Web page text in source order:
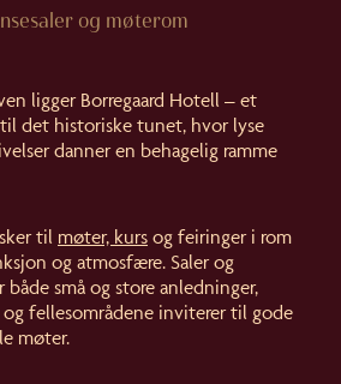
og møterom
ligger Borregaard Hotell – et
det historiske tunet, hvor lyse
danner en behagelig ramme
til møter, kurs og feiringer i rom
og atmosfære. Saler og
små og store anledninger,
og fellesområdene inviterer til gode
møter.